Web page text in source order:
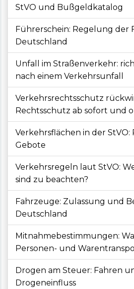
StVO und Bußgeldkatalog
Führerschein: Regelung der
Deutschland
Unfall im Straßenverkehr:
nach einem Verkehrsunfall
Verkehrsrechtsschutz
Rechtsschutz ab sofort und
Verkehrsflächen in der StVO:
Gebote
Verkehrsregeln laut StVO:
sind zu beachten?
Fahrzeuge: Zulassung und
Deutschland
Mitnahmebestimmungen:
Personen- und
Drogen am Steuer: Fahren
Drogeneinfluss